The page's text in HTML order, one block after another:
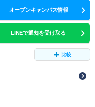
オープンキャンパス情報
LINEで通知を受け取る
比較